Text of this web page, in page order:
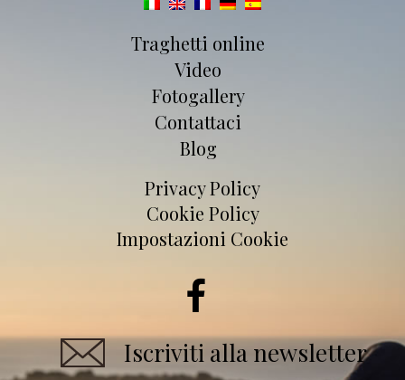
Traghetti online
Video
Fotogallery
Contattaci
Blog
Privacy Policy
Cookie Policy
Impostazioni Cookie
Iscriviti alla newsletter